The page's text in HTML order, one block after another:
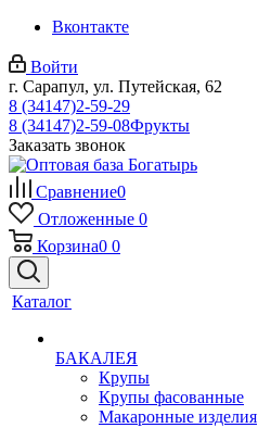
Вконтакте
Войти
г. Сарапул, ул. Путейская, 62
8 (34147)2-59-29
8 (34147)2-59-08Фрукты
Заказать звонок
Сравнение0
Отложенные 0
Корзина0 0
Каталог
БАКАЛЕЯ
Крупы
Крупы фасованные
Макаронные изделия